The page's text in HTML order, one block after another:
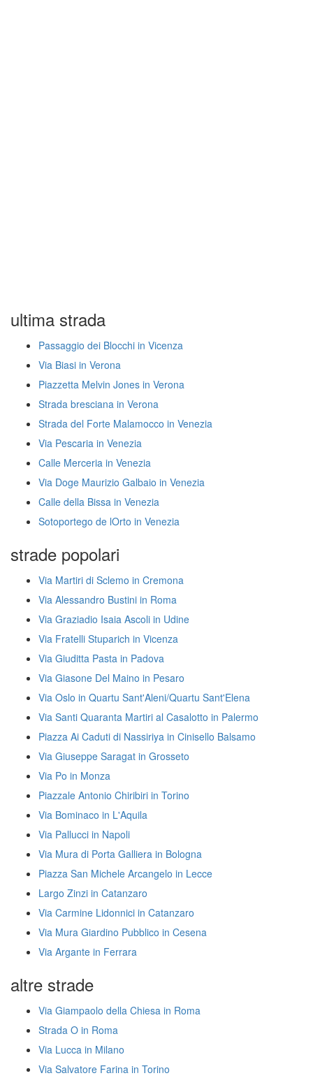
ultima strada
Passaggio dei Blocchi in Vicenza
Via Biasi in Verona
Piazzetta Melvin Jones in Verona
Strada bresciana in Verona
Strada del Forte Malamocco in Venezia
Via Pescaria in Venezia
Calle Merceria in Venezia
Via Doge Maurizio Galbaio in Venezia
Calle della Bissa in Venezia
Sotoportego de lOrto in Venezia
strade popolari
Via Martiri di Sclemo in Cremona
Via Alessandro Bustini in Roma
Via Graziadio Isaia Ascoli in Udine
Via Fratelli Stuparich in Vicenza
Via Giuditta Pasta in Padova
Via Giasone Del Maino in Pesaro
Via Oslo in Quartu Sant'Aleni/Quartu Sant'Elena
Via Santi Quaranta Martiri al Casalotto in Palermo
Piazza Ai Caduti di Nassiriya in Cinisello Balsamo
Via Giuseppe Saragat in Grosseto
Via Po in Monza
Piazzale Antonio Chiribiri in Torino
Via Bominaco in L'Aquila
Via Pallucci in Napoli
Via Mura di Porta Galliera in Bologna
Piazza San Michele Arcangelo in Lecce
Largo Zinzi in Catanzaro
Via Carmine Lidonnici in Catanzaro
Via Mura Giardino Pubblico in Cesena
Via Argante in Ferrara
altre strade
Via Giampaolo della Chiesa in Roma
Strada O in Roma
Via Lucca in Milano
Via Salvatore Farina in Torino